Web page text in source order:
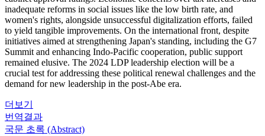
inadequate reforms in social issues like the low birth rate, and
women's rights, alongside unsuccessful digitalization efforts, failed
to yield tangible improvements. On the international front, despite
initiatives aimed at strengthening Japan's standing, including the G7
Summit and enhancing Indo-Pacific cooperation, public support
remained elusive. The 2024 LDP leadership election will be a
crucial test for addressing these political renewal challenges and the
demand for new leadership in the post-Abe era.
더보기
번역결과
국문 초록 (Abstract)